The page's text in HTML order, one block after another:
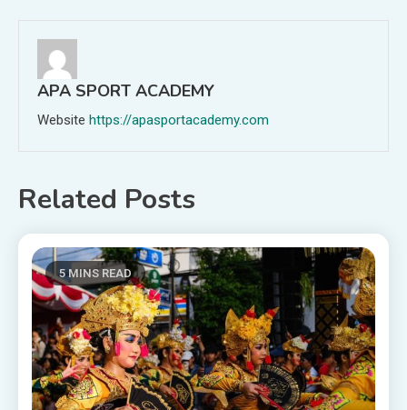
APA SPORT ACADEMY
Website https://apasportacademy.com
Related Posts
5 MINS READ